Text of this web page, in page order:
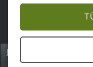
Home
P0067UW00047